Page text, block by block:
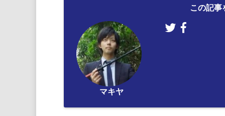
この記
マキヤ